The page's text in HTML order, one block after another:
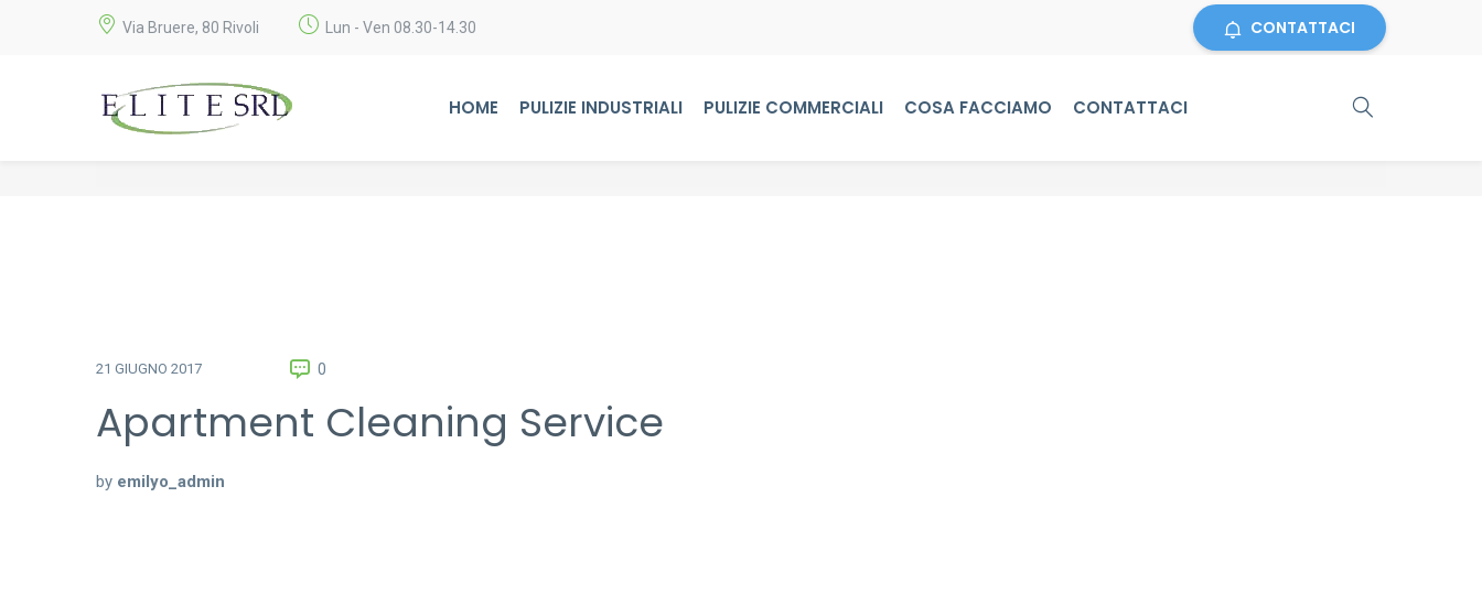
Via Bruere, 80 Rivoli Lun - Ven 08.30-14.30 CONTATTACI
HOME PULIZIE INDUSTRIALI PULIZIE COMMERCIALI COSA FACCIAMO CONTATTACI
21 GIUGNO 2017 0
Apartment Cleaning Service
by emilyo_admin